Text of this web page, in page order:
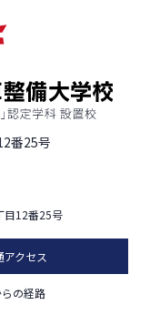
番25号
目12番25号
アクセス
の経路